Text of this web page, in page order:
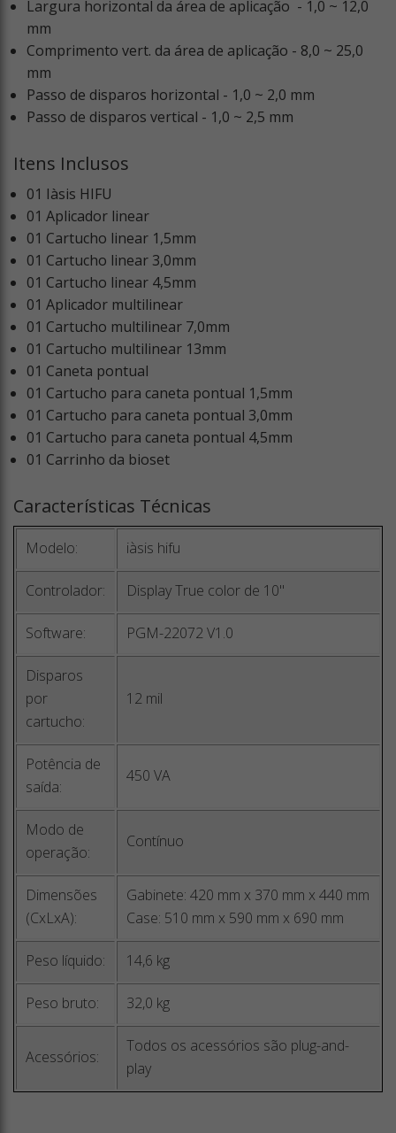
Largura horizontal da área de aplicação - 1,0 ~ 12,0
mm
Comprimento vert. da área de aplicação - 8,0 ~ 25,0
mm
Passo de disparos horizontal - 1,0 ~ 2,0 mm
Passo de disparos vertical - 1,0 ~ 2,5 mm
Itens Inclusos
01 Iàsis HIFU
01 Aplicador linear
01 Cartucho linear 1,5mm
01 Cartucho linear 3,0mm
01 Cartucho linear 4,5mm
01 Aplicador multilinear
01 Cartucho multilinear 7,0mm
01 Cartucho multilinear 13mm
01 Caneta pontual
01 Cartucho para caneta pontual 1,5mm
01 Cartucho para caneta pontual 3,0mm
01 Cartucho para caneta pontual 4,5mm
01 Carrinho da bioset
Características Técnicas
Modelo: iàsis hifu
Controlador: Display True color de 10"
Software: PGM-22072 V1.0
Disparos
por
cartucho:
12 mil
Potência de
saída:
450 VA
Modo de
operação:
Contínuo
Dimensões
(CxLxA):
Gabinete: 420 mm x 370 mm x 440 mm
Case: 510 mm x 590 mm x 690 mm
Peso líquido: 14,6 kg
Peso bruto: 32,0 kg
Acessórios:
Todos os acessórios são plug-and-
play